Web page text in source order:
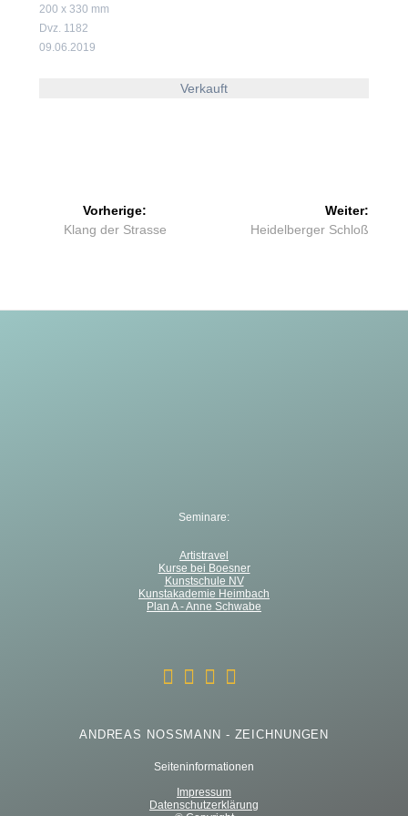
200 x 330 mm
Dvz. 1182
09.06.2019
Verkauft
Beitragsnavigation
Vorherige:
Vorheriger
Klang der Strasse
Weiter:
Nächster
Heidelberger Schloß
ANDREAS NOSSMANN - ZEICHNUNGEN
Seiteninformationen
Impressum
Datenschutzerklärung
Seminare:
Artistravel
Kurse bei Boesner
Kunstschule NV
Kunstakademie Heimbach
Plan A - Anne Schwabe